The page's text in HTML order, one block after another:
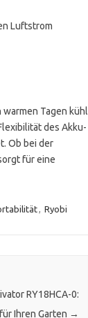
Luftstrom
Tagen kühl
des Akku-
Ob bei der
für eine
, Ryobi
RY18HCA-0:
Ihren Garten →